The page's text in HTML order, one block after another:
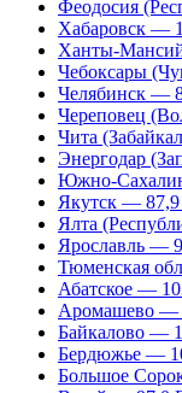
Феодосия
Хабаровск —
Ханты-
Чебоксары
Челябинск —
Череповец
Чита
Энергодар
Южно-
Якутск —
Ялта
Ярославль —
Тюменская
Абатское —
Аромашево —
Байкалово —
Бердюжье —
Большое